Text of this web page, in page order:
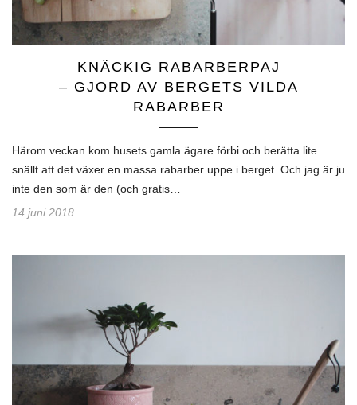
KNÄCKIG RABARBERPAJ
– GJORD AV BERGETS VILDA
RABARBER
Härom veckan kom husets gamla ägare förbi och berätta lite
snällt att det växer en massa rabarber uppe i berget. Och jag är ju
inte den som är den (och gratis…
14 juni 2018